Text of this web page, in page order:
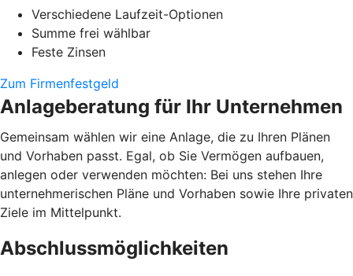
Verschiedene Laufzeit-Optionen
Summe frei wählbar
Feste Zinsen
Zum Firmenfestgeld
Anlageberatung für Ihr Unternehmen
Gemeinsam wählen wir eine Anlage, die zu Ihren Plänen
und Vorhaben passt. Egal, ob Sie Vermögen aufbauen,
anlegen oder verwenden möchten: Bei uns stehen Ihre
unternehmerischen Pläne und Vorhaben sowie Ihre privaten
Ziele im Mittelpunkt.
Abschlussmöglichkeiten